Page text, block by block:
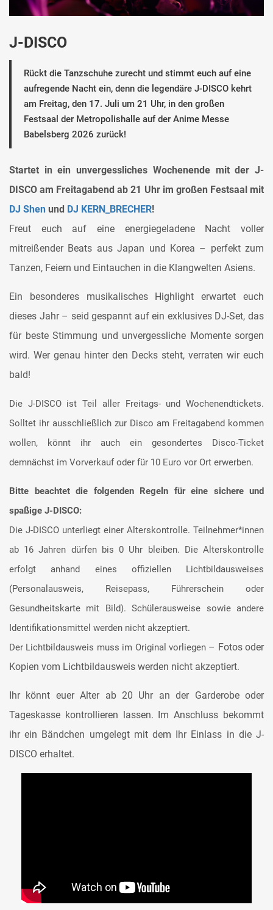
J-DISCO
Rückt die Tanzschuhe zurecht und stimmt euch auf eine
aufregende Nacht ein, denn die legendäre J-DISCO kehrt
am Freitag, den 17. Juli um 21 Uhr, in den großen
Festsaal der Metropolishalle auf der Anime Messe
Babelsberg 2026 zurück!
Startet in ein unvergessliches Wochenende mit der J-
DISCO am Freitagabend ab 21 Uhr im großen Festsaal mit
DJ Shen und DJ KERN_BRECHER!
Freut euch auf eine energiegeladene Nacht voller
mitreißender Beats aus Japan und Korea – perfekt zum
Tanzen, Feiern und Eintauchen in die Klangwelten Asiens.
Ein besonderes musikalisches Highlight erwartet euch
dieses Jahr – seid gespannt auf ein exklusives DJ-Set, das
für beste Stimmung und unvergessliche Momente sorgen
wird. Wer genau hinter den Decks steht, verraten wir euch
bald!
Die J-DISCO ist Teil aller Freitags- und Wochenendtickets.
Solltet ihr ausschließlich zur Disco am Freitagabend kommen
wollen, könnt ihr auch ein gesondertes Disco-Ticket
demnächst im Vorverkauf oder für 10 Euro vor Ort erwerben.
Bitte beachtet die folgenden Regeln für eine sichere und
spaßige J-DISCO:
Die J-DISCO unterliegt einer Alterskontrolle. Teilnehmer*innen
ab 16 Jahren dürfen bis 0 Uhr bleiben. Die Alterskontrolle
erfolgt anhand eines offiziellen Lichtbildausweises
(Personalausweis, Reisepass, Führerschein oder
Gesundheitskarte mit Bild). Schülerausweise sowie andere
Identifikationsmittel werden nicht akzeptiert.
Der Lichtbildausweis muss im Original vorliegen – Fotos oder
Kopien vom Lichtbildausweis werden nicht akzeptiert.
Ihr könnt euer Alter ab 20 Uhr an der Garderobe oder
Tageskasse kontrollieren lassen. Im Anschluss bekommt
ihr ein Bändchen umgelegt mit dem Ihr Einlass in die J-
DISCO erhaltet.